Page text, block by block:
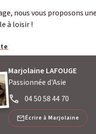
nous vous proposons
à loisir !
Marjolaine LAFOUGE
Passionnée d'Asie
04 50 58 44 70
Écrire à Marjolaine